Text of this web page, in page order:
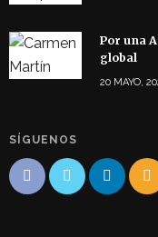
Por una
global
20 MAYO,
SÍGUENOS